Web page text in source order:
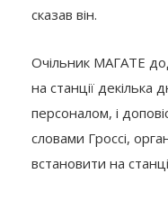
сказав він.
Очільник МАГАТЕ
на станції декілька
персоналом, і
словами Гроссі,
встановити на